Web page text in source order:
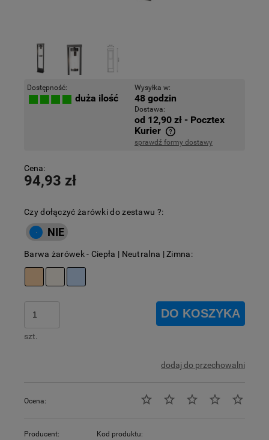
Dostępność:
duża ilość
Wysyłka w:
48 godzin
Dostawa:
od 12,90 zł - Pocztex
Kurier
Cena nie zawiera ewentualnych kosztów płatności
sprawdź formy dostawy
Cena:
94,93 zł
Czy dołączyć żarówki do zestawu ?:
Barwa żarówek - Ciepła | Neutralna | Zimna:
szt.
DO KOSZYKA
dodaj do przechowalni
Ocena:
Producent: Kod produktu: